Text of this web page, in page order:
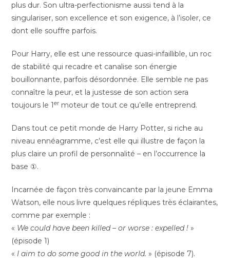
plus dur. Son ultra-perfectionisme aussi tend à la
singulariser, son excellence et son exigence, à l’isoler, ce
dont elle souffre parfois.
Pour Harry, elle est une ressource quasi-infaillible, un roc
de stabilité qui recadre et canalise son énergie
bouillonnante, parfois désordonnée. Elle semble ne pas
connaître la peur, et la justesse de son action sera
toujours le 1er moteur de tout ce qu’elle entreprend.
Dans tout ce petit monde de Harry Potter, si riche au
niveau ennéagramme, c’est elle qui illustre de façon la
plus claire un profil de personnalité – en l’occurrence la
base ①.
Incarnée de façon très convaincante par la jeune Emma
Watson, elle nous livre quelques répliques très éclairantes,
comme par exemple :
« We could have been killed – or worse : expelled !»
(épisode 1)
« I aim to do some good in the world. » (épisode 7).